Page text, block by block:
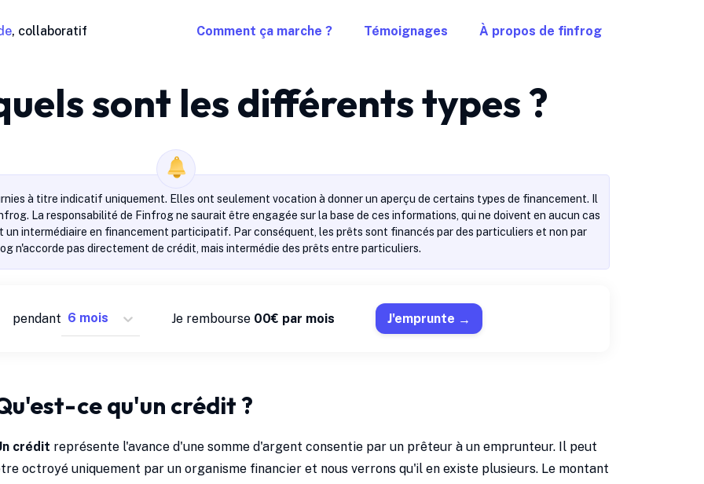
, collaboratif Comment ça marche ? Témoignages À propos de finfrog
sont les différents types ?
à titre indicatif uniquement. Elles ont seulement vocation à donner un aperçu de certains types de financement. Il
La responsabilité de Finfrog ne saurait être engagée sur la base de ces informations, qui ne doivent en aucun cas
un intermédiaire en financement participatif. Par conséquent, les prêts sont financés par des particuliers et non par
n'accorde pas directement de crédit, mais intermédie des prêts entre particuliers.
pendant J'emprunte
Je rembourse 00€ par mois
ce qu'un crédit ?
crédit représente l'avance d'une somme d'argent consentie par un prêteur à un emprunteur. Il peut
octroyé uniquement par un organisme financier et nous verrons qu'il en existe plusieurs. Le montant